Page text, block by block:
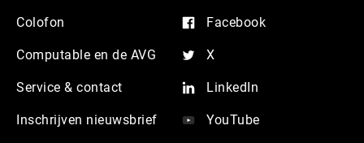
Colofon
Computable en de AVG
Service & contact
Inschrijven nieuwsbrief
Facebook
X
LinkedIn
YouTube